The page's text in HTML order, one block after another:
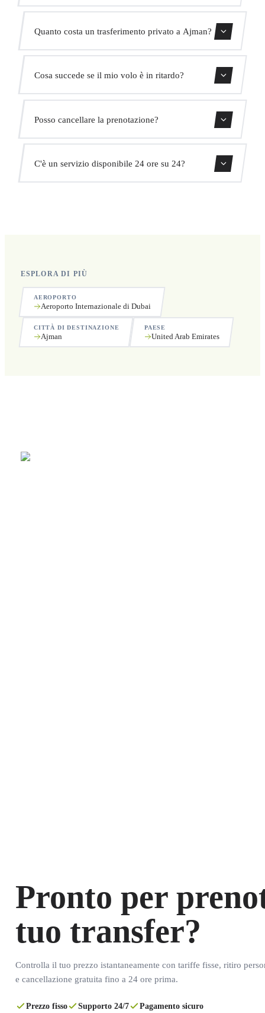
Quanto costa un trasferimento privato a Ajman?
Cosa succede se il mio volo è in ritardo?
adatterà automaticamente l'orario di ritiro senza costi
aggiuntivi.
Posso cancellare la prenotazione?
Sì, puoi cancellare gratuitamente fino a 24 ore prima del
ritiro.
C'è un servizio disponibile 24 ore su 24?
ESPLORA DI PIÙ
AEROPORTO
Aeroporto Internazionale di Dubai
CITTÀ DI DESTINAZIONE
Ajman
PAESE
United Arab Emirates
Pronto per
tuo transfer?
Controlla il tuo prezzo istantaneamente con tariffe fisse, ritiro
e cancellazione gratuita fino a 24 ore prima.
Prezzo fisso Supporto 24/7 Pagamento sicuro